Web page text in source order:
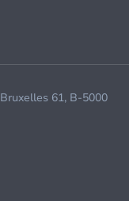
61, B-5000